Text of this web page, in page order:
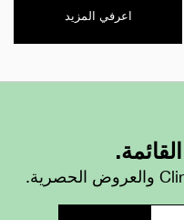
اعرفي المزيد